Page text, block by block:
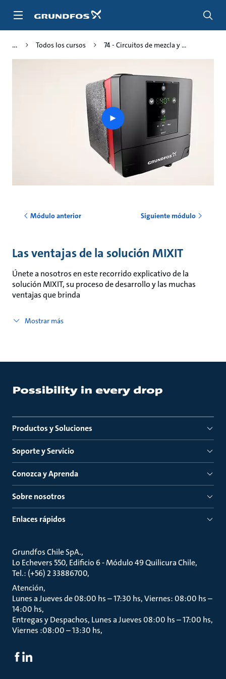
Todos los cursos 74 - Circuitos de mezcla y ...
Play
video
Módulo anterior Siguiente módulo
Las ventajas de la solución MIXIT
Únete a nosotros en este recorrido explicativo de la
solución MIXIT, su proceso de desarrollo y las muchas
ventajas que brinda
Mostrar más
Productos y Soluciones
Soporte y Servicio
Conozca y Aprenda
Sobre nosotros
Enlaces rápidos
Grundfos Chile SpA.
Lo Echevers 550, Edificio 6 - Módulo 49 Quilicura Chile
Tel.: (+56) 2 33886700
Atención
Lunes a Jueves de 08:00 hs – 17:30 hs, Viernes: 08:00 hs –
14:00 hs
Entregas y Despachos, Lunes a Jueves 08:00 hs – 17:00 hs,
Viernes :08:00 – 13:30 hs